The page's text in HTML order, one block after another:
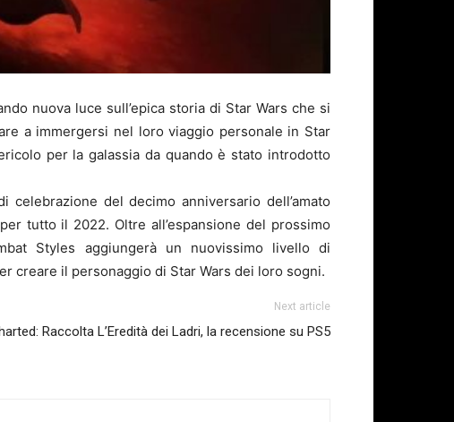
nuova luce sull’epica storia di Star Wars che si
a immergersi nel loro viaggio personale in Star
per la galassia da quando è stato introdotto
celebrazione del decimo anniversario dell’amato
tutto il 2022. Oltre all’espansione del prossimo
Styles aggiungerà un nuovissimo livello di
creare il personaggio di Star Wars dei loro sogni.
Next article
Raccolta L’Eredità dei Ladri, la recensione su PS5